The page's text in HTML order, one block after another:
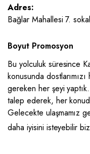
Adres:
Bağlar Mahallesi 7.
Boyut Promosyon
Bu yolculuk süresince
konusunda dostlarımızı
gereken her şeyi
talep ederek, her
Gelecekte ulaşmamız
daha iyisini isteyebilir